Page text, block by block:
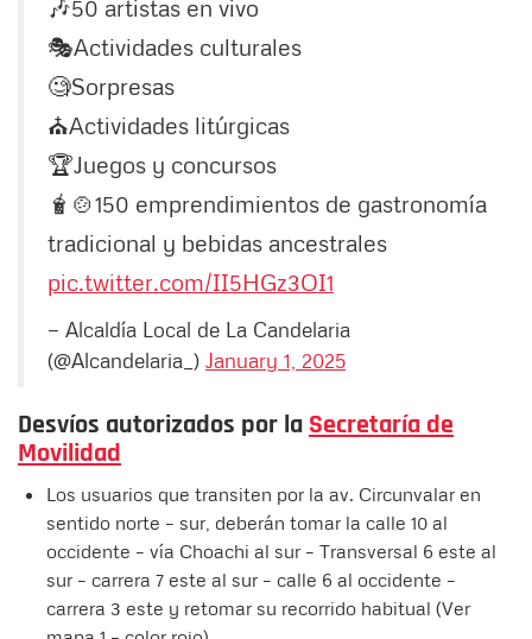
🎶50 artistas en vivo
🎭Actividades culturales
🧐Sorpresas
⛪️Actividades litúrgicas
🏆Juegos y concursos
🧋🍲150 emprendimientos de gastronomía
tradicional y bebidas ancestrales
pic.twitter.com/II5HGz3OI1
— Alcaldía Local de La Candelaria
(@Alcandelaria_) January 1, 2025
Desvíos autorizados por la Secretaría de
Movilidad
Los usuarios que transiten por la av. Circunvalar en
sentido norte – sur, deberán tomar la calle 10 al
occidente – vía Choachi al sur – Transversal 6 este al
sur – carrera 7 este al sur – calle 6 al occidente –
carrera 3 este y retomar su recorrido habitual (Ver